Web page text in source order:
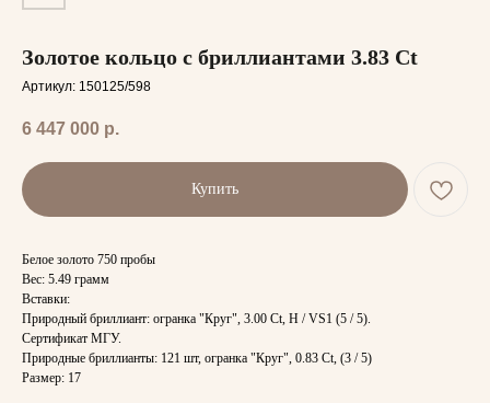
Золотое кольцо с бриллиантами 3.83 Ct
Артикул: 150125/598
6 447 000 р.
Купить
Белое золото 750 пробы
Вес: 5.49 грамм
Вставки:
Природный бриллиант: огранка "Круг", 3.00 Ct, H / VS1 (5 / 5).
Сертификат МГУ.
Природные бриллианты: 121 шт, огранка "Круг", 0.83 Ct, (3 / 5)
Размер: 17